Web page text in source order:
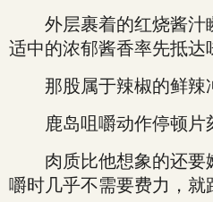
外层裹着的红烧酱汁
适中的浓郁酱香率先抵达
那股属于辣椒的鲜辣
鹿岛咀嚼动作停顿片
肉质比他想象的还要
嚼时几乎不需要费力，就